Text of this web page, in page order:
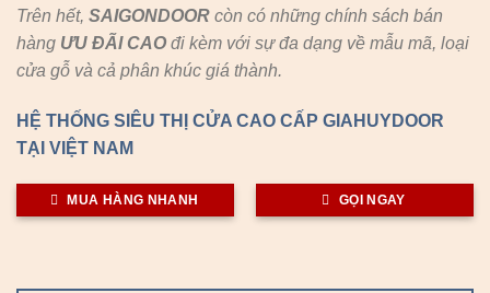
Trên hết, SAIGONDOOR còn có những chính sách bán
hàng ƯU ĐÃI CAO đi kèm với sự đa dạng về mẫu mã, loại
cửa gỗ và cả phân khúc giá thành.
HỆ THỐNG SIÊU THỊ CỬA CAO CẤP GIAHUYDOOR
TẠI VIỆT NAM
MUA HÀNG NHANH GỌI NGAY